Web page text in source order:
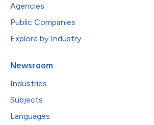
Agencies
Public Companies
Explore by Industry
Newsroom
Industries
Subjects
Languages